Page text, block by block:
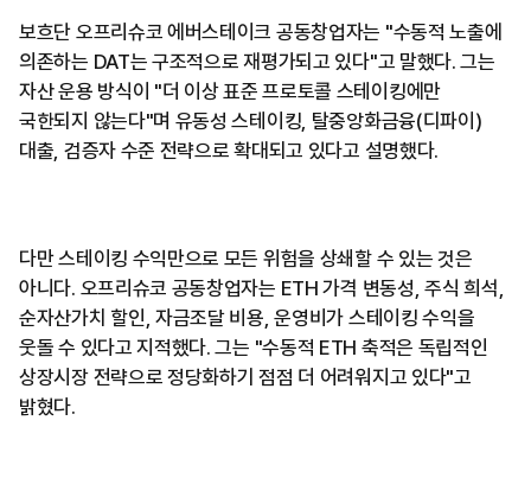
보흐단 오프리슈코 에버스테이크 공동창업자는 "수동적 노출에
의존하는 DAT는 구조적으로 재평가되고 있다"고 말했다. 그는
자산 운용 방식이 "더 이상 표준 프로토콜 스테이킹에만
국한되지 않는다"며 유동성 스테이킹, 탈중앙화금융(디파이)
대출, 검증자 수준 전략으로 확대되고 있다고 설명했다.
다만 스테이킹 수익만으로 모든 위험을 상쇄할 수 있는 것은
아니다. 오프리슈코 공동창업자는 ETH 가격 변동성, 주식 희석,
순자산가치 할인, 자금조달 비용, 운영비가 스테이킹 수익을
웃돌 수 있다고 지적했다. 그는 "수동적 ETH 축적은 독립적인
상장시장 전략으로 정당화하기 점점 더 어려워지고 있다"고
밝혔다.